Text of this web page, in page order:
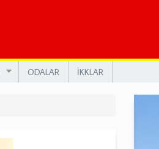
ODALAR İKKLAR